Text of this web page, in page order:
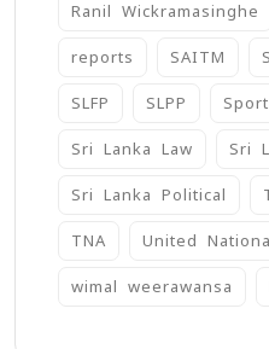
Ranil Wickramasinghe
reports SAITM
SLFP SLPP
Sri Lanka Law Sri
Sri Lanka Political
TNA United
wimal weerawansa